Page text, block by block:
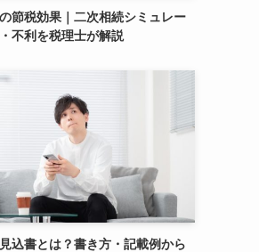
節税効果｜二次相続シミュレー
不利を税理士が解説
込書とは？書き方・記載例から